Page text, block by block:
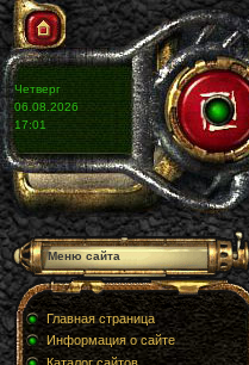
Четверг
06.08.2026
17:01
Меню сайта
Главная страница
Информация о сайте